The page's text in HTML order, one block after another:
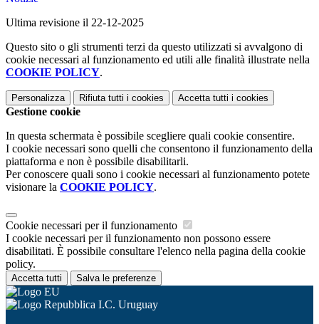
Ultima revisione il 22-12-2025
Questo sito o gli strumenti terzi da questo utilizzati si avvalgono di
cookie necessari al funzionamento ed utili alle finalità illustrate nella
COOKIE POLICY.
Personalizza Rifiuta tutti i cookies Accetta tutti i cookies
Gestione cookie
In questa schermata è possibile scegliere quali cookie consentire.
I cookie necessari sono quelli che consentono il funzionamento della
piattaforma e non è possibile disabilitarli.
Per conoscere quali sono i cookie necessari al funzionamento potete
visionare la COOKIE POLICY.
Cookie necessari per il funzionamento
I cookie necessari per il funzionamento non possono essere
disabilitati. È possibile consultare l'elenco nella pagina della cookie
policy.
Accetta tutti Salva le preferenze
I.C. Uruguay